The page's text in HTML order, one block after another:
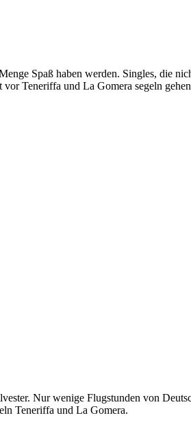
Spaß haben werden. Singles, die
Teneriffa und La Gomera segeln
Nur wenige Flugstunden von
Teneriffa und La Gomera.